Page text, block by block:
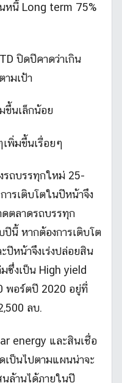
นหนี้ Long term 75%
ปิดปีคาดว่าเกิน
ามเป้า
ขึ้นเล็กน้อย
พิ่มขึ้นเรื่อยๆ
รถบรรทุกใหม่ 25-
ารเติบโตในปีหน้าจึง
ดตลาดรถบรรทุก
นี้ หากต้องการเติบโต
ปีหน้าจึงเร่งปล่อยสิน
ซึ่งเป็น High yield
พอร์ตปี 2020 อยู่ที่
ลบ.
energy และสินเชื่อ
เป็นไปตามแผนน่าจะ
ล้านได้ภายในปี